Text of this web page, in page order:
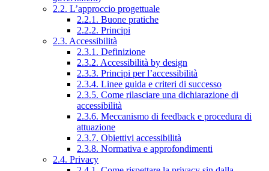
2.2. L’approccio progettuale
2.2.1. Buone pratiche
2.2.2. Principi
2.3. Accessibilità
2.3.1. Definizione
2.3.2. Accessibilità by design
2.3.3. Principi per l’accessibilità
2.3.4. Linee guida e criteri di successo
2.3.5. Come rilasciare una dichiarazione di
accessibilità
2.3.6. Meccanismo di feedback e procedura di
attuazione
2.3.7. Obiettivi accessibilità
2.3.8. Normativa e approfondimenti
2.4. Privacy